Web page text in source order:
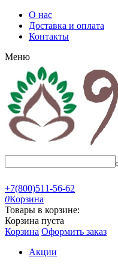
О нас
Доставка и оплата
Контакты
Меню
+7(800)511-56-62
0Корзина
Товары в корзине:
Корзина пуста
Корзина Оформить заказ
Акции